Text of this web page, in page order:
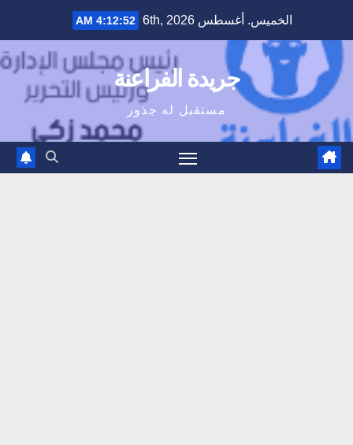
content
الخميس. أغسطس 6th, 2026 4:12:53 AM
جريدة الفراعنة
مستقبل له جذور